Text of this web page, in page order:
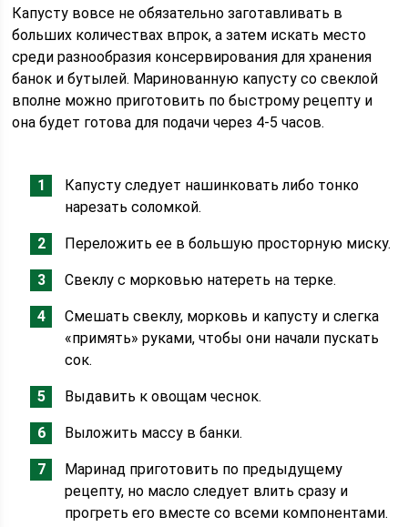
Капусту вовсе не обязательно заготавливать в
больших количествах впрок, а затем искать место
среди разнообразия консервирования для хранения
банок и бутылей. Маринованную капусту со свеклой
вполне можно приготовить по быстрому рецепту и
она будет готова для подачи через 4-5 часов.
Капусту следует нашинковать либо тонко
нарезать соломкой.
Переложить ее в большую просторную миску.
Свеклу с морковью натереть на терке.
Смешать свеклу, морковь и капусту и слегка
«примять» руками, чтобы они начали пускать
сок.
Выдавить к овощам чеснок.
Выложить массу в банки.
Маринад приготовить по предыдущему
рецепту, но масло следует влить сразу и
прогреть его вместе со всеми компонентами.